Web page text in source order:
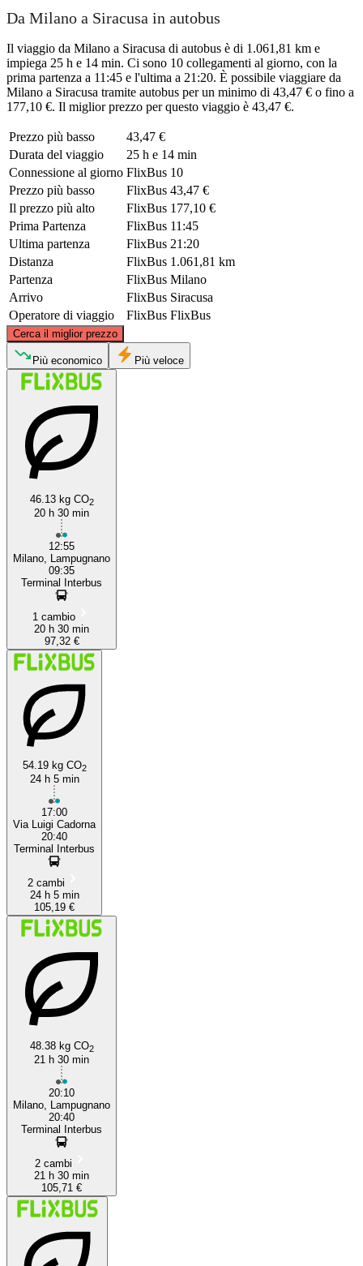
Da Milano a Siracusa in autobus
Il viaggio da Milano a Siracusa di autobus è di 1.061,81 km e
impiega 25 h e 14 min. Ci sono 10 collegamenti al giorno, con la
prima partenza a 11:45 e l'ultima a 21:20. È possibile viaggiare da
Milano a Siracusa tramite autobus per un minimo di 43,47 € o fino a
177,10 €. Il miglior prezzo per questo viaggio è 43,47 €.
Prezzo più basso
43,47 €
Durata del viaggio
25 h e 14 min
Connessione al giorno FlixBus 10
Prezzo più basso
FlixBus 43,47 €
Il prezzo più alto
FlixBus 177,10 €
Prima Partenza
FlixBus 11:45
Ultima partenza
FlixBus 21:20
Distanza
FlixBus 1.061,81 km
Partenza
FlixBus Milano
Arrivo
FlixBus Siracusa
Operatore di viaggio
FlixBus FlixBus
Cerca il miglior prezzo
Milan
©CARTO
Più economico Più veloce
46.13 kg CO2
20 h 30 min
12:55
Milano, Lampugnano
09:35
Terminal Interbus
1 cambio
20 h 30 min
97,32 €
54.19 kg CO2
24 h 5 min
17:00
Via Luigi Cadorna
20:40
Terminal Interbus
2 cambi
24 h 5 min
105,19 €
48.38 kg CO2
21 h 30 min
20:10
Milano, Lampugnano
20:40
Terminal Interbus
2 cambi
21 h 30 min
105,71 €